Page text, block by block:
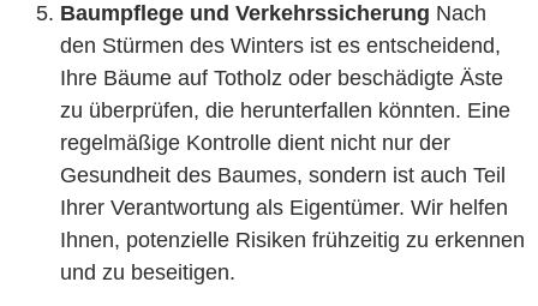
Baumpflege und Verkehrssicherung Nach
den Stürmen des Winters ist es entscheidend,
Ihre Bäume auf Totholz oder beschädigte Äste
zu überprüfen, die herunterfallen könnten. Eine
regelmäßige Kontrolle dient nicht nur der
Gesundheit des Baumes, sondern ist auch Teil
Ihrer Verantwortung als Eigentümer. Wir helfen
Ihnen, potenzielle Risiken frühzeitig zu erkennen
und zu beseitigen.